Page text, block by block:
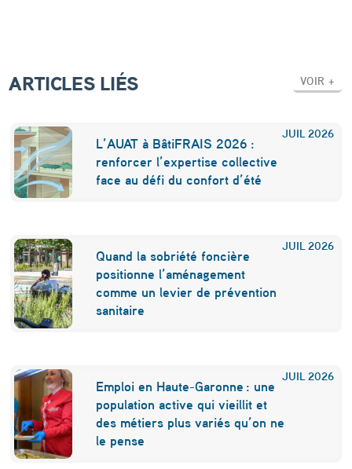
e
i
c
h
s
s
e
à
p
p
r
i
ARTICLES LIÉS VOIR +
JUIL 2026
L’AUAT à BâtiFRAIS 2026 :
renforcer l’expertise collective
face au défi du confort d’été
JUIL 2026
Quand la sobriété foncière
positionne l’aménagement
comme un levier de prévention
sanitaire
JUIL 2026
Emploi en Haute-Garonne : une
population active qui vieillit et
des métiers plus variés qu’on ne
le pense